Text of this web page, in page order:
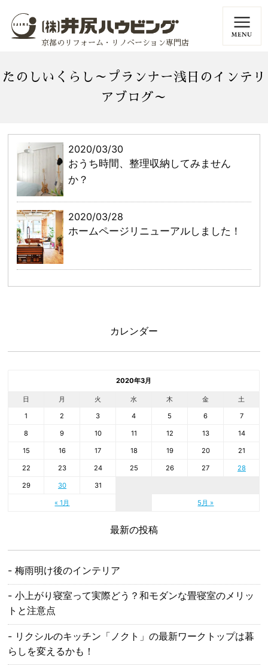
京都のリフォーム・リノベーション専門店
たのしいくらし～プランナー浅日のインテリ
アブログ～
2020/03/30
おうち時間、整理収納してみません
か？
2020/03/28
ホームページリニューアルしました！
カレンダー
2020年3月
日 月 火 水 木 金 土
« 1月 5月 »
1 2 3 4 5 6 7
8 9 10 11 12 13 14
15 16 17 18 19 20 21
22 23 24 25 26 27 28
29 30 31
最新の投稿
梅雨明け後のインテリア
小上がり寝室って実際どう？和モダンな畳寝室のメリッ
トと注意点
リクシルのキッチン「ノクト」の最新ワークトップは暮
らしを変えるかも！